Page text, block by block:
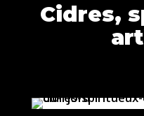
Cidres,